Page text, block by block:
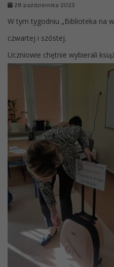
28 października 2023
W tym tygodniu „Biblioteka na
czwartej i szóstej.
Uczniowie chętnie wybierali